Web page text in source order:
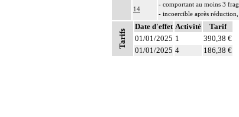
14
- comportant au moins 3
- incoercible après réduction,
- avec enfoncement
Par nettoyage d'une
- résection localisée de
- ablation de corps étrangers
Tarifs
Date d'effet Activité
Tarif
01/01/2025 1
390,38 €
01/01/2025 4 186,38 €